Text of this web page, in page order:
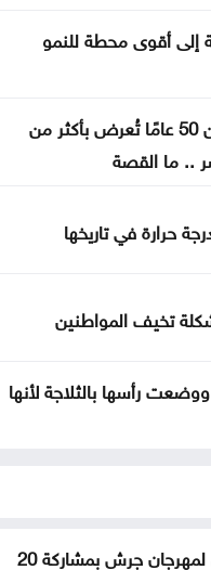
قبالة عُمان
متوازنة مع دول
ناقلة أدنوك تهديد
إلى أقوى محطة للنمو
سيارة عمرها أكثر من 50 عامًا تُعرض بأكثر من
.. ما القصة
حرارة في تاريخها
تخيف المواطنين
رأسها بالثلاجة لأنها
ختام الدورة الأربعين لمهرجان جرش بمشاركة 20